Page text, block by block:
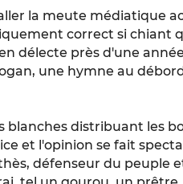
la meute médiatique
correct si chiant
délecte près d'une
une hymne au
blanches distribuant les
et l'opinion se fait
défenseur du peuple